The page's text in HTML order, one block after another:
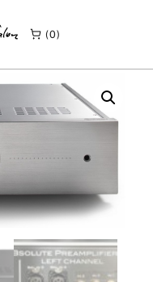
0